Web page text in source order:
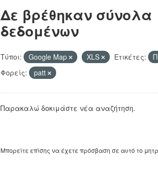
Δε βρέθηκαν σύνολα
δεδομένων
Τύποι: Google Map XLS Ετικέτες:
Φορείς:
patt
Παρακαλώ δοκιμάστε νέα αναζήτηση.
Μπορείτε επίσης να έχετε πρόσβαση σε αυτό το